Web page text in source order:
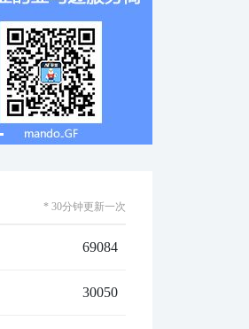
* 30分钟更新一次
69084
30050